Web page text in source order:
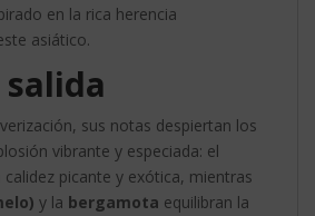
en la rica herencia
asiático.
sus notas despiertan los
vibrante y especiada: el
picante y exótica, mientras
y la bergamota equilibran la